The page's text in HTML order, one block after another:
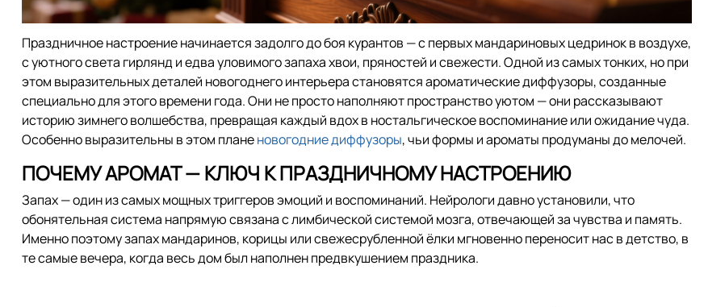
Праздничное настроение начинается задолго до боя курантов — с первых мандариновых цедринок в воздухе,
с уютного света гирлянд и едва уловимого запаха хвои, пряностей и свежести. Одной из самых тонких, но при
этом выразительных деталей новогоднего интерьера становятся ароматические диффузоры, созданные
специально для этого времени года. Они не просто наполняют пространство уютом — они рассказывают
историю зимнего волшебства, превращая каждый вдох в ностальгическое воспоминание или ожидание чуда.
Особенно выразительны в этом планеновогодние диффузоры, чьи формы и ароматы продуманы до мелочей.
ПОЧЕМУ АРОМАТ — КЛЮЧ К ПРАЗДНИЧНОМУ НАСТРОЕНИЮ
Запах — один из самых мощных триггеров эмоций и воспоминаний. Нейрологи давно установили, что
обонятельная система напрямую связана с лимбической системой мозга, отвечающей за чувства и память.
Именно поэтому запах мандаринов, корицы или свежесрубленной ёлки мгновенно переносит нас в детство, в
те самые вечера, когда весь дом был наполнен предвкушением праздника.